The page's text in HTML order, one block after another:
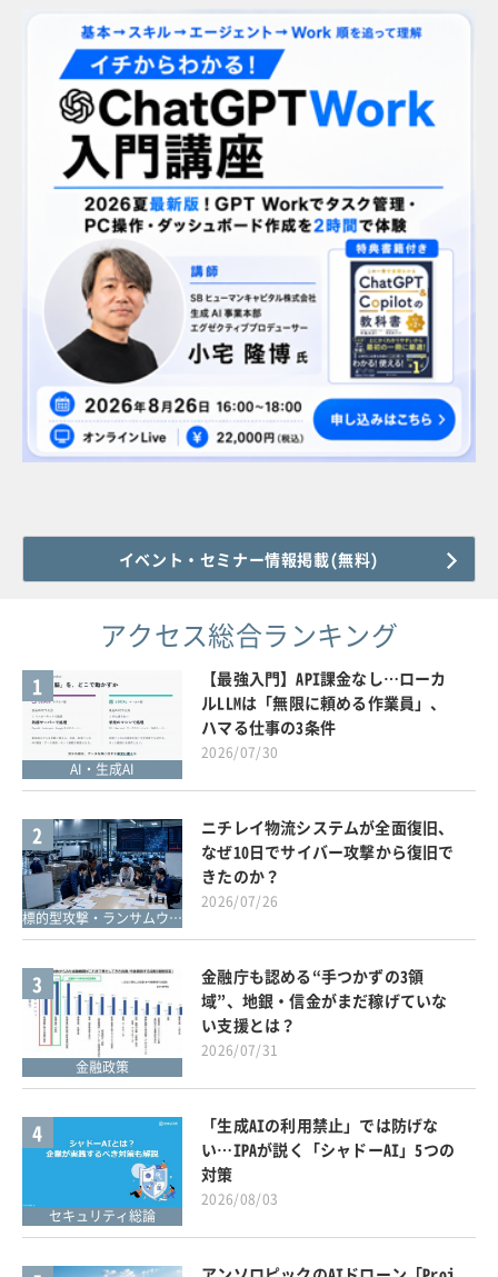
イベント・セミナー情報掲載(無料)
アクセス総合ランキング
1
AI・生成AI
【最強入門】API課金なし…ローカ
ルLLMは「無限に頼める作業員」、
ハマる仕事の3条件
2026/07/30
2
標的型攻撃・ランサムウェア対策
ニチレイ物流システムが全面復旧、
なぜ10日でサイバー攻撃から復旧で
きたのか？
2026/07/26
3
金融政策
金融庁も認める“手つかずの3領
域”、地銀・信金がまだ稼げていな
い支援とは？
2026/07/31
4
セキュリティ総論
「生成AIの利用禁止」では防げな
い…IPAが説く「シャドーAI」5つの
対策
2026/08/03